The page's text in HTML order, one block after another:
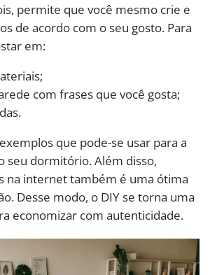
permite que você mesmo crie e
de acordo com o seu gosto. Para
em:
com frases que você gosta;
que pode-se usar para a
seu dormitório. Além disso,
na internet também é uma ótima
Desse modo, o DIY se torna uma
economizar com autenticidade.